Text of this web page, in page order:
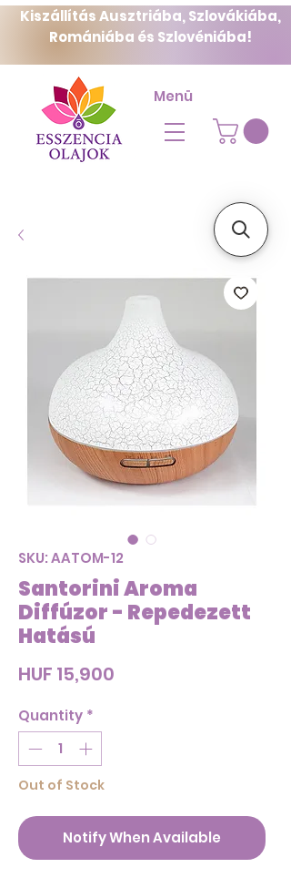
Kiszállítás Ausztriába, Szlovákiába,
Romániába és Szlovéniába!
Menü
SKU: AATOM-12
Santorini Aroma
Diffúzor - Repedezett
Hatású
HUF 15,900
Quantity *
Out of Stock
Notify When Available